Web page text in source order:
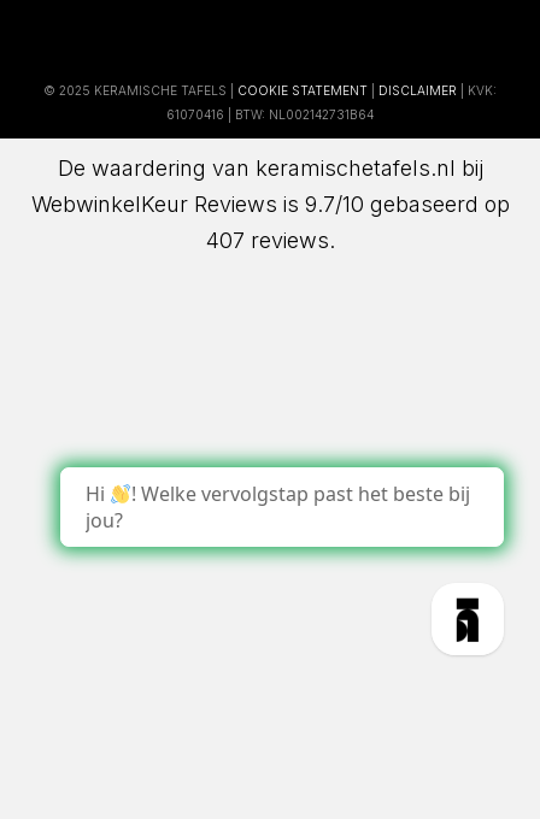
© 2025 KERAMISCHE TAFELS | COOKIE STATEMENT DISCLAIMER | KVK:
61070416 | BTW: NL002142731B64
De waardering van keramischetafels.nl bij
WebwinkelKeur Reviews is 9.7/10 gebaseerd op
407 reviews.
Hi
! Welke vervolgstap past het beste bij
jou?